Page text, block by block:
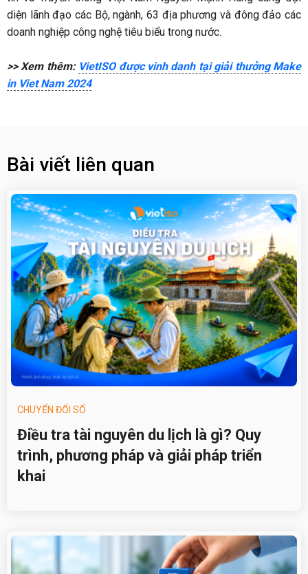
diện lãnh đạo các Bộ, ngành, 63 địa phương và đông đảo các
doanh nghiệp công nghệ tiêu biểu trong nước.
>> Xem thêm: VietISO được vinh danh tại giải thưởng Make
in Viet Nam 2024
Bài viết liên quan
CHUYỂN ĐỔI SỐ
Điều tra tài nguyên du lịch là gì? Quy
trình, phương pháp và giải pháp triển
khai